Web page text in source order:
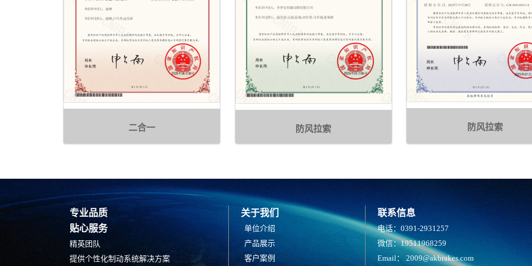
二合一 防风拉索 防风拉索
专业品质
贴心服务
精英团队
提供个性化制动系统解决方案
关于我们
单位介绍
产品展示
客户案例
联系信息
电话：0391-2931257
微信：19511968259
Email： 2009@akbrakes.com